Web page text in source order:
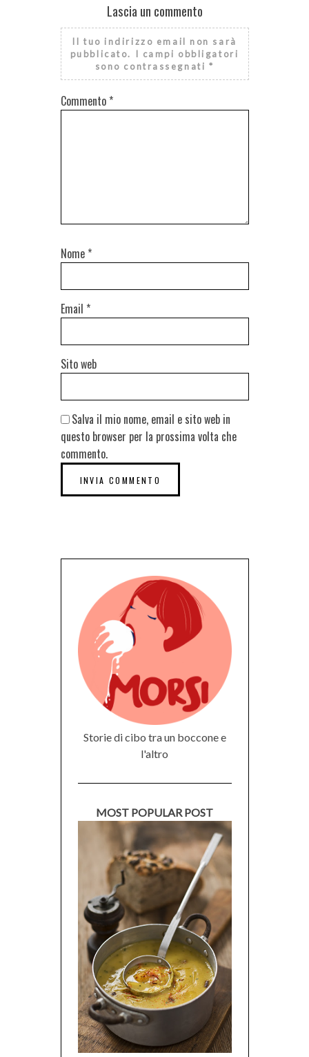
Lascia un commento
Il tuo indirizzo email non sarà
pubblicato.
I campi obbligatori
sono contrassegnati *
Commento *
Nome *
Email *
Sito web
Salva il mio nome, email e sito web in
questo browser per la prossima volta che
commento.
Storie di cibo tra un boccone e
l'altro
MOST POPULAR POST